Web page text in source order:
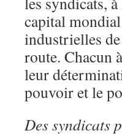
capital
industrielles
route. Chacun
leur
pouvoir et le
Des syndicats